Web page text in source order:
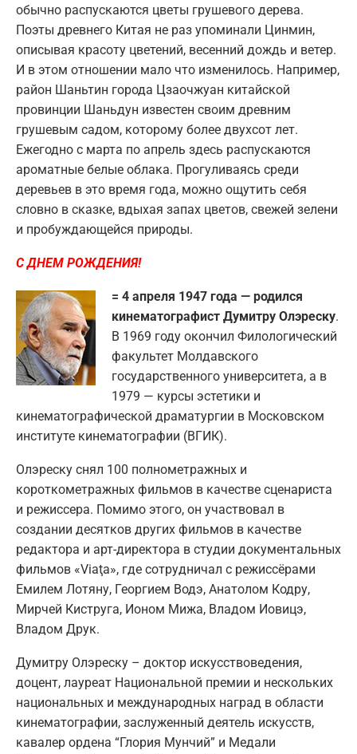
обычно распускаются цветы грушевого дерева.
Поэты древнего Китая не раз упоминали Цинмин,
описывая красоту цветений, весенний дождь и ветер.
И в этом отношении мало что изменилось. Например,
район Шаньтин города Цзаочжуан китайской
провинции Шаньдун известен своим древним
грушевым садом, которому более двухсот лет.
Ежегодно с марта по апрель здесь распускаются
ароматные белые облака. Прогуливаясь среди
деревьев в это время года, можно ощутить себя
словно в сказке, вдыхая запах цветов, свежей зелени
и пробуждающейся природы.
С ДНЕМ РОЖДЕНИЯ!
= 4 апреля 1947 года — родился
кинематографист Думитру Олэреску.
В 1969 году окончил Филологический
факультет Молдавского
государственного университета, а в
1979 — курсы эстетики и
кинематографической драматургии в Московском
институте кинематогрaфии (ВГИК).
Олэреску снял 100 полнометражных и
короткометражных фильмов в качестве сценариста
и режиссера. Помимо этого, он участвовал в
создании десятков других фильмов в качестве
редактора и арт-директора в студии документальных
фильмов «Viaţa», где сотрудничал с режиссёрами
Емилем Лотяну, Георгием Водэ, Анатолом Кодру,
Мирчей Киструга, Ионом Мижа, Владом Иовицэ,
Владом Друк.
Думитру Олэреску – доктор искусствоведения,
доцент, лауреат Национальной премии и нескольких
национальных и международных наград в области
кинематографии, заслуженный деятель искусств,
кавалер ордена “Глория Мунчий” и Медали